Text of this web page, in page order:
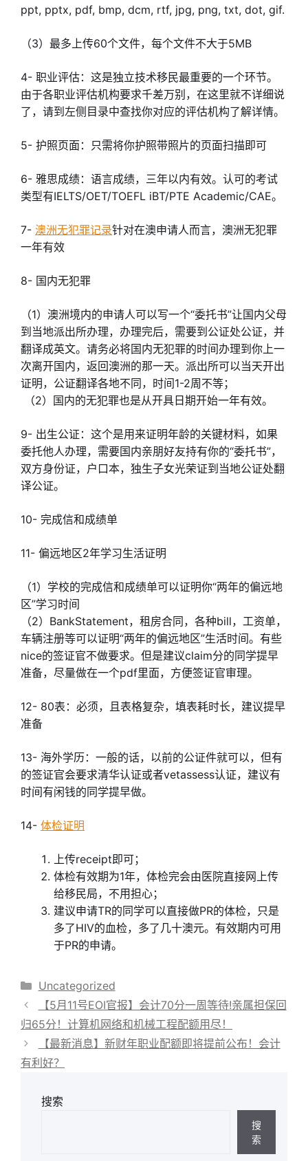
ppt, pptx, pdf, bmp, dcm, rtf, jpg, png, txt, dot, gif.
（3）最多上传60个文件，每个文件不大于5MB
4- 职业评估：这是独立技术移民最重要的一个环节。
由于各职业评估机构要求千差万别，在这里就不详细说
了，请到左侧目录中查找你对应的评估机构了解详情。
5- 护照页面：只需将你护照带照片的页面扫描即可
6- 雅思成绩：语言成绩，三年以内有效。认可的考试
类型有IELTS/OET/TOEFL iBT/PTE Academic/CAE。
7- 澳洲无犯罪记录针对在澳申请人而言， 澳洲无犯罪
一年有效
8- 国内无犯罪
（1）澳洲境内的申请人可以写一个“委托书”让国内父母
到当地派出所办理，办理完后，需要到公证处公证，并
翻译成英文。请务必将国内无犯罪的时间办理到你上一
次离开国内，返回澳洲的那一天。派出所可以当天开出
证明，公证翻译各地不同，时间1-2周不等；
（2）国内的无犯罪也是从开具日期开始一年有效。
9- 出生公证：这个是用来证明年龄的关键材料，如果
委托他人办理，需要国内亲朋好友持有你的“委托书”，
双方身份证，户口本，独生子女光荣证到当地公证处翻
译公证。
10- 完成信和成绩单
11- 偏远地区2年学习生活证明
（1）学校的完成信和成绩单可以证明你“两年的偏远地
区”学习时间
（2）BankStatement，租房合同，各种bill，工资单，
车辆注册等可以证明“两年的偏远地区”生活时间。有些
nice的签证官不做要求。但是建议claim分的同学提早
准备，尽量做在一个pdf里面，方便签证官审理。
12- 80表：必须，且表格复杂，填表耗时长，建议提早
准备
13- 海外学历：一般的话，以前的公证件就可以，但有
的签证官会要求清华认证或者vetassess认证，建议有
时间有闲钱的同学提早做。
14- 体检证明
上传receipt即可；
体检有效期为1年，体检完会由医院直接网上传
给移民局，不用担心；
建议申请TR的同学可以直接做PR的体检，只是
多了HIV的血检，多了几十澳元。有效期内可用
于PR的申请。
分
类
Uncategorized
【5月11号EOI官报】会计70分一周等待!亲属担保回
归65分！计算机网络和机械工程配额用尽！
【最新消息】新财年职业配额即将提前公布！会计
有利好？
搜索
搜
索